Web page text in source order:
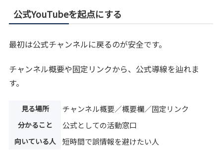
公式YouTubeを起点にする
最初は公式チャンネルに戻るのが安全です。
チャンネル概要や固定リンクから、公式導線を辿れま
す。
見る場所 チャンネル概要／概要欄／固定リンク
分かること 公式としての活動窓口
向いている人 短時間で誤情報を避けたい人